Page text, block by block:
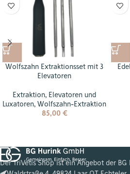
Wolfszahn Extraktionsset mit 3
Elevatoren
Extraktion, Elevatoren und
Luxatoren, Wolfszahn-Extraktion
85,00 €
Der TriVetis Shop ist ein Angebot der BG